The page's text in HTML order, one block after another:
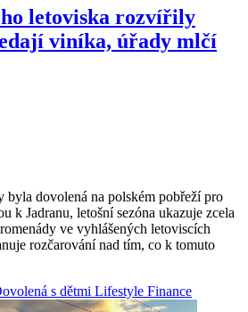
letoviska rozvířily
viníka, úřady mlčí
byla dovolená na polském pobřeží pro
k Jadranu, letošní sezóna ukazuje zcela
ve vyhlášených letoviscích
rozčarování nad tím, co k tomuto
s dětmi Lifestyle Finance